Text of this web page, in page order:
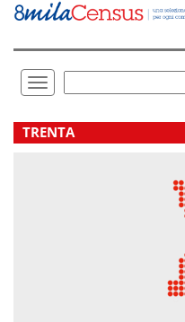
Vai
direttamente
Toggle
navigation
.
TRENTA